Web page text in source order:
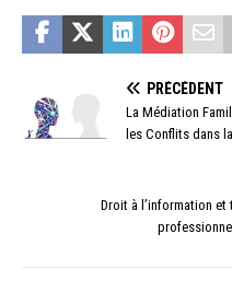
PRÉCÉDENT
La Médiation
les Conflits dans
Droit à l’information